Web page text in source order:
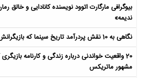
بیوگرافی مارگارت اتوود نویسنده کانادایی و
ندیمه»
نگاهی به 10 نقش پردرآمد تاریخ سینما که بازیگرانش را میلیونر کرد
20 واقعیت خواندنی درباره زندگی و کارنامه
مشهور ماتریکس